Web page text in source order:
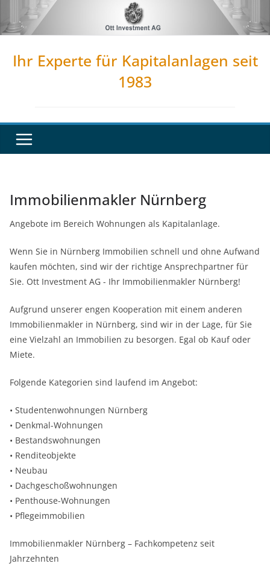
Inhalt
Ihr Experte für Kapitalanlagen seit
1983
Immobilienmakler Nürnberg
Angebote im Bereich Wohnungen als Kapitalanlage.
Wenn Sie in Nürnberg Immobilien schnell und ohne Aufwand
kaufen möchten, sind wir der richtige Ansprechpartner für
Sie. Ott Investment AG - Ihr Immobilienmakler Nürnberg!
Aufgrund unserer engen Kooperation mit einem anderen
Immobilienmakler in Nürnberg, sind wir in der Lage, für Sie
eine Vielzahl an Immobilien zu besorgen. Egal ob Kauf oder
Miete.
Folgende Kategorien sind laufend im Angebot:
• Studentenwohnungen Nürnberg
• Denkmal-Wohnungen
• Bestandswohnungen
• Renditeobjekte
• Neubau
• Dachgeschoßwohnungen
• Penthouse-Wohnungen
• Pflegeimmobilien
Immobilienmakler Nürnberg – Fachkompetenz seit
Jahrzehnten